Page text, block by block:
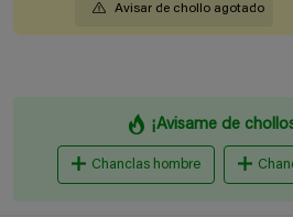
Avisar de chollo agotado
¡Avisame de
Chanclas hombre